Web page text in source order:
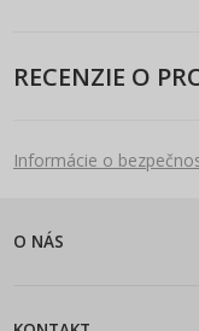
RECENZIE O
Informácie o
O NÁS